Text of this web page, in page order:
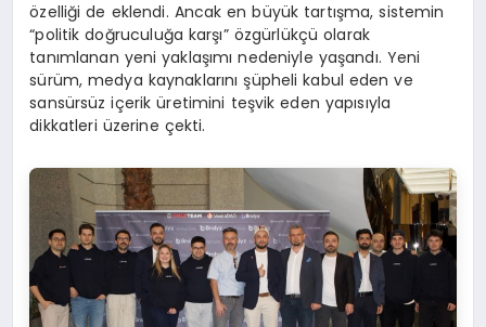
özelliği de eklendi. Ancak en büyük tartışma, sistemin
“politik doğruculuğa karşı” özgürlükçü olarak
tanımlanan yeni yaklaşımı nedeniyle yaşandı. Yeni
sürüm, medya kaynaklarını şüpheli kabul eden ve
sansürsüz içerik üretimini teşvik eden yapısıyla
dikkatleri üzerine çekti.